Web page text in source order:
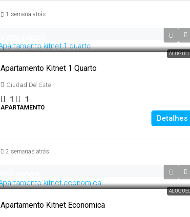
1 semana atrás
Apartamento Kitnet 1 Quarto
Ciudad Del Este
1 1
APARTAMENTO
Detalhes
2 semanas atrás
Apartamento Kitnet Economica